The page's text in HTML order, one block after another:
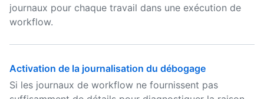
journaux pour chaque travail dans une exécution de
workflow.
Activation de la journalisation du débogage
Si les journaux de workflow ne fournissent pas